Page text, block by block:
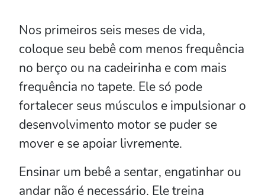
Nos primeiros seis meses de vida,
coloque seu bebê com menos frequência
no berço ou na cadeirinha e com mais
frequência no tapete. Ele só pode
fortalecer seus músculos e impulsionar o
desenvolvimento motor se puder se
mover e se apoiar livremente.
Ensinar um bebê a sentar, engatinhar ou
andar não é necessário. Ele treina